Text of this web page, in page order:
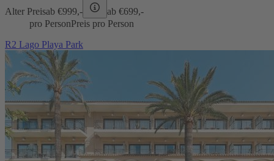
Alter Preisab €999,- ab €699,-
pro PersonPreis pro Person
R2 Lago Playa Park